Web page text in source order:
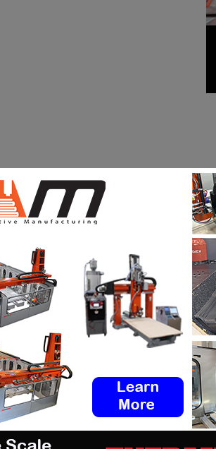
(c’est aussi important
des produits chimiques qui
de plus en plus et prend
lourdeur de ceux-ci, le temps